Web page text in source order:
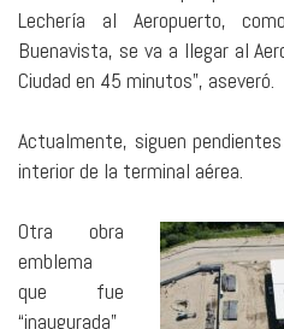
Lechería al Aeropuerto,
Buenavista, se va a llegar al
Ciudad en 45 minutos”, aseveró.
Actualmente, siguen
interior de la terminal aérea.
Otra obra
emblema
que fue
“inaugurada”